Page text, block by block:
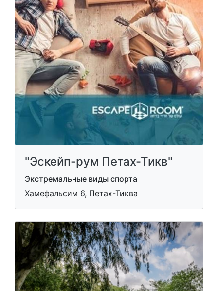
"Эскейп-рум Петах-Тикв"
Экстремальные виды спорта
Хамефальсим 6, Петах-Тиква